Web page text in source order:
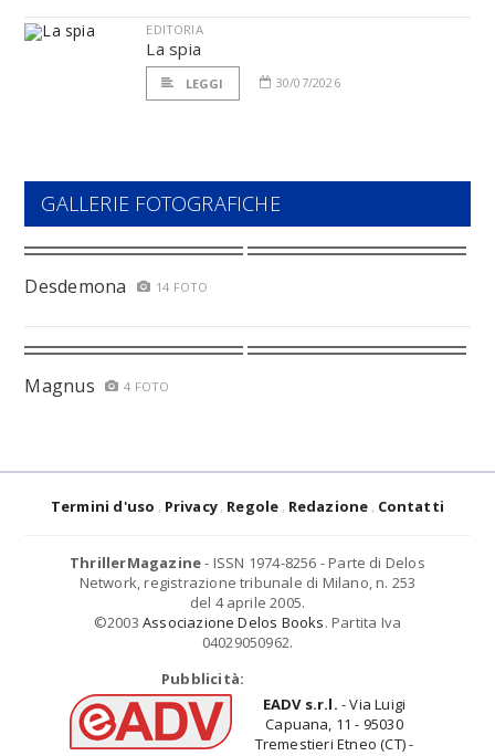
EDITORIA
La spia
LEGGI 30/07/2026
GALLERIE FOTOGRAFICHE
Desdemona 14 FOTO
Magnus 4 FOTO
Termini d'uso Privacy Regole Redazione Contatti
ThrillerMagazine- ISSN 1974-8256 - Parte di Delos
Network, registrazione tribunale di Milano, n. 253
del 4 aprile 2005.
©2003 Associazione Delos Books. Partita Iva
04029050962.
Pubblicità:
EADV s.r.l. - Via Luigi
Capuana, 11 - 95030
Tremestieri Etneo (CT) -